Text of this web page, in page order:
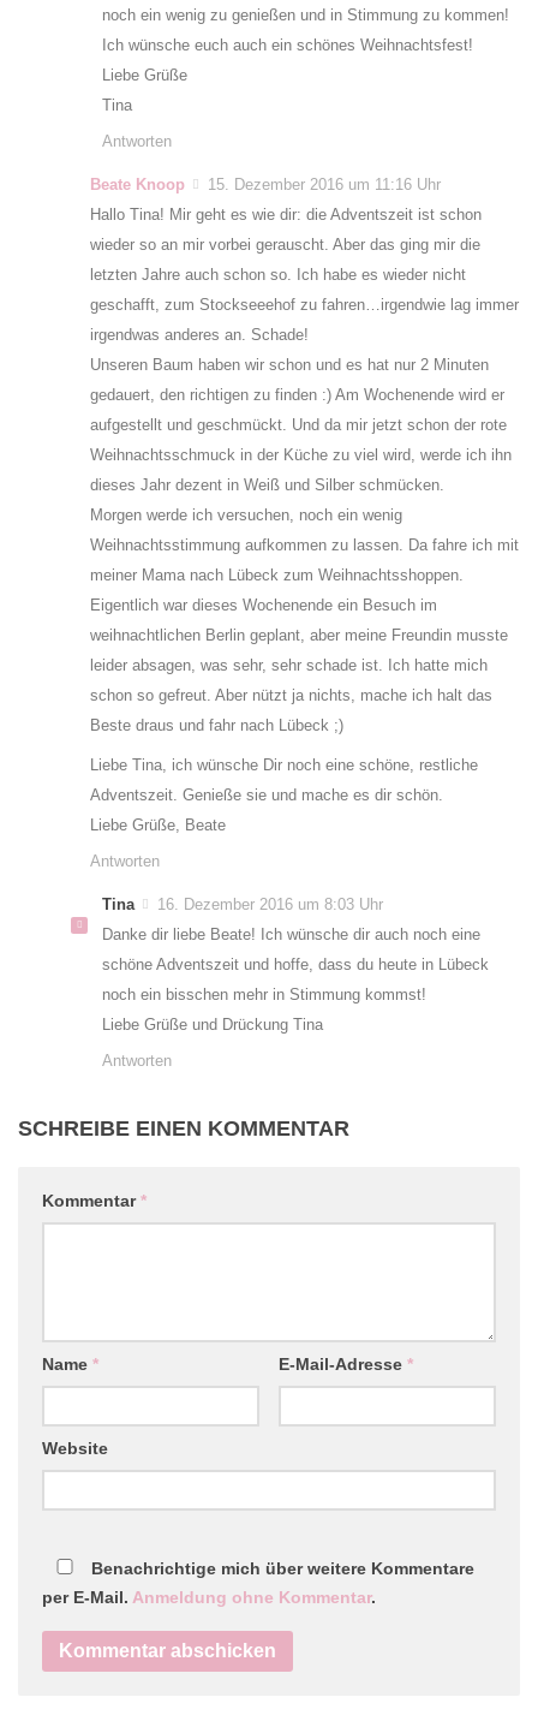
noch ein wenig zu genießen und in Stimmung zu kommen!
Ich wünsche euch auch ein schönes Weihnachtsfest!
Liebe Grüße
Tina
Antworten
Beate Knoop
15. Dezember 2016 um 11:16 Uhr
Hallo Tina! Mir geht es wie dir: die Adventszeit ist schon
wieder so an mir vorbei gerauscht. Aber das ging mir die
letzten Jahre auch schon so. Ich habe es wieder nicht
geschafft, zum Stockseeehof zu fahren…irgendwie lag immer
irgendwas anderes an. Schade!
Unseren Baum haben wir schon und es hat nur 2 Minuten
gedauert, den richtigen zu finden :) Am Wochenende wird er
aufgestellt und geschmückt. Und da mir jetzt schon der rote
Weihnachtsschmuck in der Küche zu viel wird, werde ich ihn
dieses Jahr dezent in Weiß und Silber schmücken.
Morgen werde ich versuchen, noch ein wenig
Weihnachtsstimmung aufkommen zu lassen. Da fahre ich mit
meiner Mama nach Lübeck zum Weihnachtsshoppen.
Eigentlich war dieses Wochenende ein Besuch im
weihnachtlichen Berlin geplant, aber meine Freundin musste
leider absagen, was sehr, sehr schade ist. Ich hatte mich
schon so gefreut. Aber nützt ja nichts, mache ich halt das
Beste draus und fahr nach Lübeck ;)
Liebe Tina, ich wünsche Dir noch eine schöne, restliche
Adventszeit. Genieße sie und mache es dir schön.
Liebe Grüße, Beate
Antworten
Tina
16. Dezember 2016 um 8:03 Uhr
Danke dir liebe Beate! Ich wünsche dir auch noch eine
schöne Adventszeit und hoffe, dass du heute in Lübeck
noch ein bisschen mehr in Stimmung kommst!
Liebe Grüße und Drückung Tina
Antworten
SCHREIBE EINEN KOMMENTAR
Kommentar*
Name * E-Mail-Adresse *
Website
Benachrichtige mich über weitere Kommentare
per E-Mail. Anmeldung ohne Kommentar.